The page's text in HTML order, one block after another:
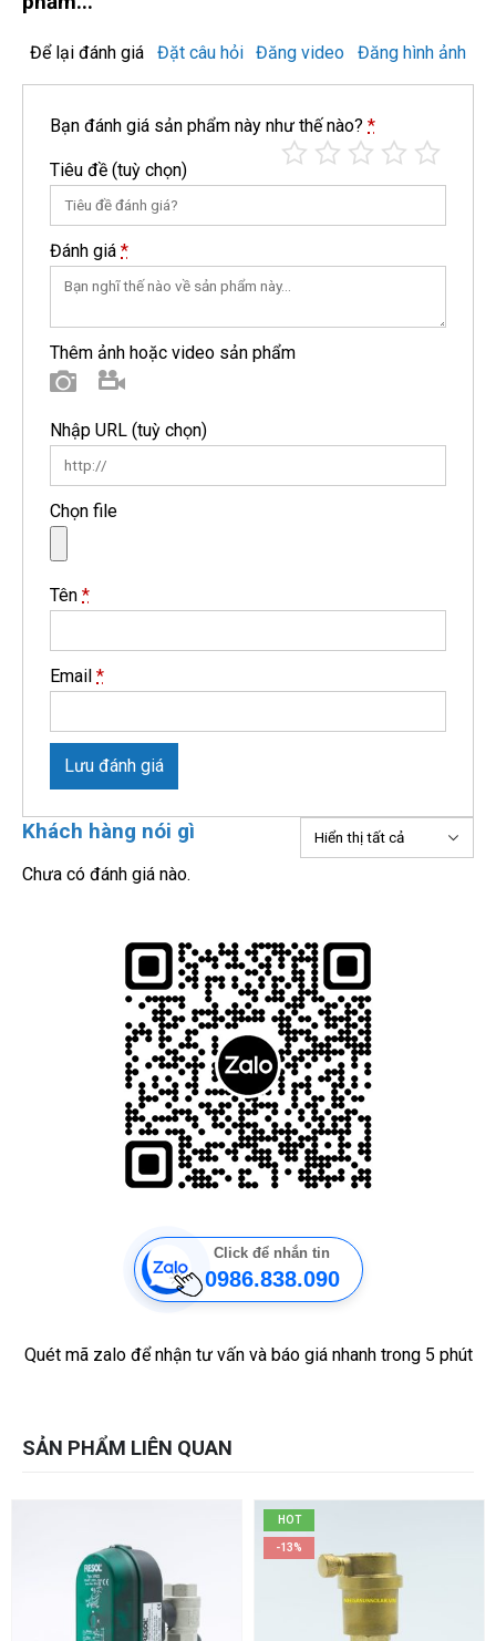
Để lại đánh giá Đặt câu hỏi Đăng video Đăng hình ảnh
Bạn đánh giá sản phẩm này như thế nào? *
Tiêu đề (tuỳ chọn)
Đánh giá *
Thêm ảnh hoặc video sản phẩm
Hình ảnh
Nhập URL (tuỳ chọn)
Chọn file
Tên *
Email *
Lưu đánh giá
Khách hàng nói gì
Chưa có đánh giá nào.
Click để nhắn tin
0986.838.090
Quét mã zalo để nhận tư vấn và báo giá nhanh trong 5 phút
SẢN PHẨM LIÊN QUAN
HOT
-13%